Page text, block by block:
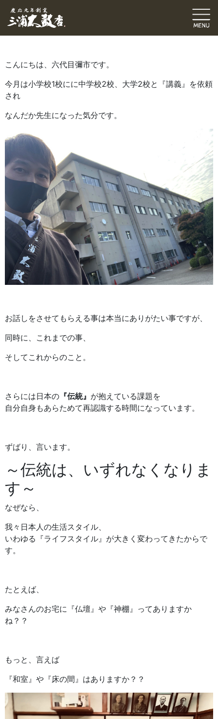
六代目ブログ
三浦和也（六代目彌市）
こんにちは、六代目彌市です。
今月は小学校1校にに中学校2校、大学2校と『講義』を依頼
され
なんだか先生になった気分です。
お話しをさせてもらえる事は本当にありがたい事ですが、
同時に、これまでの事、
そしてこれからのこと。
さらには日本の 『伝統』 が抱えている課題を
自分自身もあらためて再認識する時間になっています。
ずばり、言います。
～伝統は、いずれなくなりま
す～
なぜなら、
我々日本人の生活スタイル、
いわゆる『ライフスタイル』が大きく変わってきたからで
す。
たとえば、
みなさんのお宅に『仏壇』や『神棚』ってありますか
ね？？
もっと、言えば
『和室』や『床の間』はありますか？？